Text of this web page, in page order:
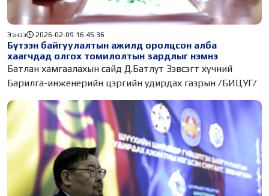
Бүтээн байгуулалтын ажилд оролцсон алба
хаагчдад олгох томилолтын зардлыг нэмнэ
Ээнээ 2026-02-09 16:45:36
Батлан хамгаалахын сайд Д.Батлут Зэвсэгт хүчний
Барилга-инженерийн цэргийн удирдах газрын /БИЦУГ/